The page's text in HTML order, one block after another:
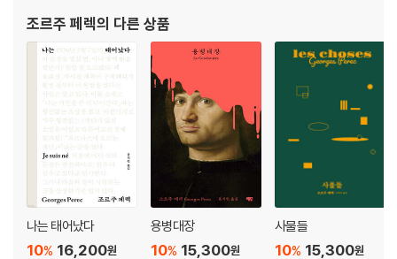
기록을 다루어야 했던 이 경험은 그의 작품세계 전반에
조르주 페렉의 다른 상품
나는 태어났다
16,200원
10%
용병대장
15,300원
10%
사물들
15,300원
10%